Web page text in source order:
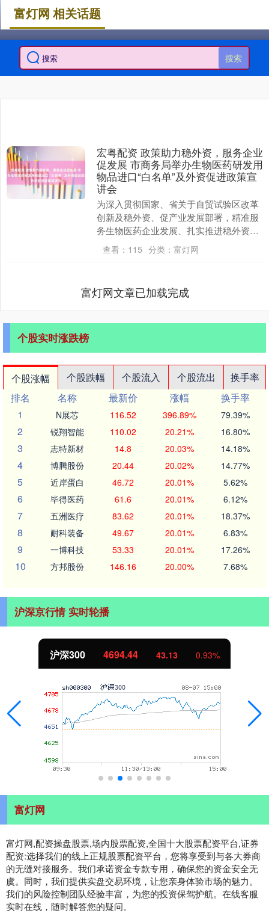
搜索
富灯网 相关话题
宏粤配资 政策助力稳外资，服务企业
促发展 市商务局举办生物医药研发用
物品进口“白名单”及外资促进政策宣
讲会
为深入贯彻国家、省关于自贸试验区改革
创新及稳外资、促产业发展部署，精准服
务生物医药企业发展、扎实推进稳外资工
作，12月12日，由珠海市商务局主办，珠
海市生物医药....
查看： 115 分类： 富灯网
富灯网文章已加载完成
个股实时涨跌榜
个股涨幅 个股跌幅 个股流入 个股流出
换手率
排名
名称 最新价 涨幅
换手率
1
N展芯 116.52 396.89% 79.39%
2 锐翔智能 110.02 20.21% 16.80%
3 志特新材 14.8 20.03% 14.18%
4 博腾股份 20.44 20.02% 14.77%
5 近岸蛋白 46.72 20.01% 5.62%
6 毕得医药 61.6 20.01% 6.12%
7 五洲医疗 83.62 20.01% 18.37%
8 耐科装备 49.67 20.01% 6.83%
9 一博科技 53.33 20.01% 17.26%
10 方邦股份 146.16 20.00% 7.68%
沪深京行情 实时轮播
沪深300 4694.44 43.13 0.93%
富灯网
富灯网,配资操盘股票,场内股票配资,全国十大股票配资平台,证券
配资:选择我们的线上正规股票配资平台，您将享受到与各大券商
的无缝对接服务。我们承诺资金专款专用，确保您的资金安全无
虞。同时，我们提供实盘交易环境，让您亲身体验市场的魅力。
我们的风险控制团队经验丰富，为您的投资保驾护航。在线客服
实时在线，随时解答您的疑问。